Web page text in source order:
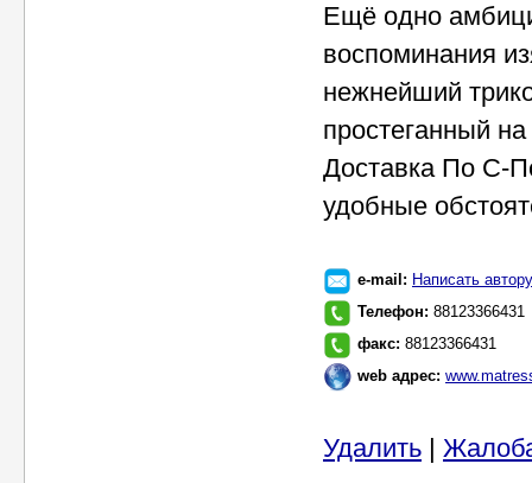
Ещё одно
воспоминания
нежнейший
простеганный
Доставка По С-
удобные
e-mail: Написать автору
Телефон: 88123366431
факс: 88123366431
web адрес:
Удалить |